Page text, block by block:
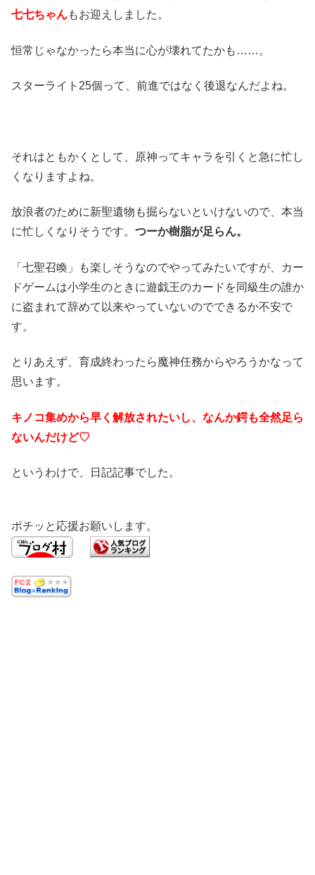
七七ちゃんもお迎えしました。
恒常じゃなかったら本当に心が壊れてたかも……。
スターライト25個って、前進ではなく後退なんだよね。
それはともかくとして、原神ってキャラを引くと急に忙し
くなりますよね。
放浪者のために新聖遺物も掘らないといけないので、本当
に忙しくなりそうです。 つーか樹脂が足らん。
「七聖召喚」も楽しそうなのでやってみたいですが、カー
ドゲームは小学生のときに遊戯王のカードを同級生の誰か
に盗まれて辞めて以来やっていないのでできるか不安で
す。
とりあえず、育成終わったら魔神任務からやろうかなって
思います。
キノコ集めから早く解放されたいし、なんか鍔も全然足ら
ないんだけど♡
というわけで、日記記事でした。
ポチッと応援お願いします。